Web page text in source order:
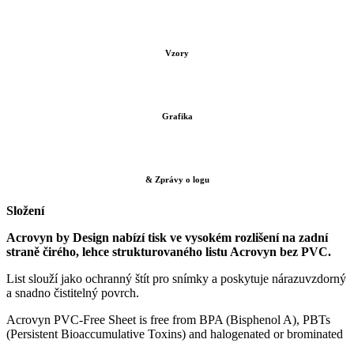
Vzory
Grafika
& Zprávy o logu
Složení
Acrovyn by Design nabízí tisk ve vysokém rozlišení na zadní
straně čirého, lehce strukturovaného listu Acrovyn bez PVC.
List slouží jako ochranný štít pro snímky a poskytuje nárazuvzdorný
a snadno čistitelný povrch.
Acrovyn PVC-Free Sheet is free from BPA (Bisphenol A), PBTs
(Persistent Bioaccumulative Toxins) and halogenated or brominated